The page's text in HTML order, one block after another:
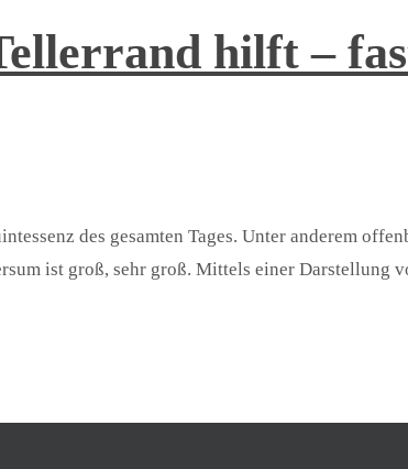
hilft –
des gesamten Tages. Unter anderem
ist groß, sehr groß. Mittels einer Darstellung